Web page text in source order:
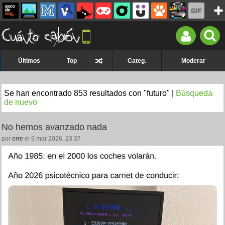
Últimos Top Categ. Moderar
Se han encontrado 853 resultados con "futuro" |
Búsqueda
de nuevo
No hemos avanzado nada
por erre el 9 mar 2026, 23:37